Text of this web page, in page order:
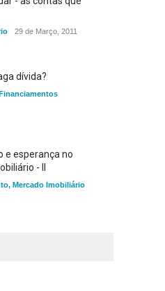
29 de Março, 2011
dívida?
e esperança no
- II
, Mercado Imobiliário